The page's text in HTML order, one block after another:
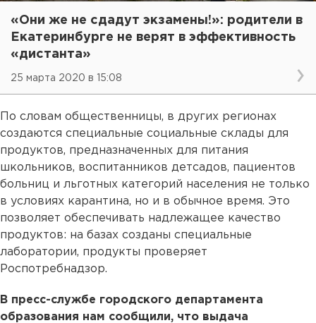
«Они же не сдадут экзамены!»: родители в
Екатеринбурге не верят в эффективность
«дистанта»
25 марта 2020 в 15:08
По словам общественницы, в других регионах
создаются специальные социальные склады для
продуктов, предназначенных для питания
школьников, воспитанников детсадов, пациентов
больниц и льготных категорий населения не только
в условиях карантина, но и в обычное время. Это
позволяет обеспечивать надлежащее качество
продуктов: на базах созданы специальные
лаборатории, продукты проверяет
Роспотребнадзор.
В пресс-службе городского департамента
образования нам сообщили, что выдача